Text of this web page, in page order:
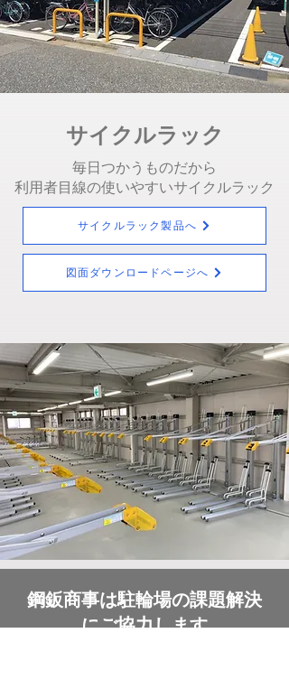
サイクルラック
​毎日つかうものだから
利用者目線の使いやすいサイクルラック
サイクルラック製品へ
図面ダウンロードページへ
​鋼鈑商事は駐輪場の課題解決
にご協力します